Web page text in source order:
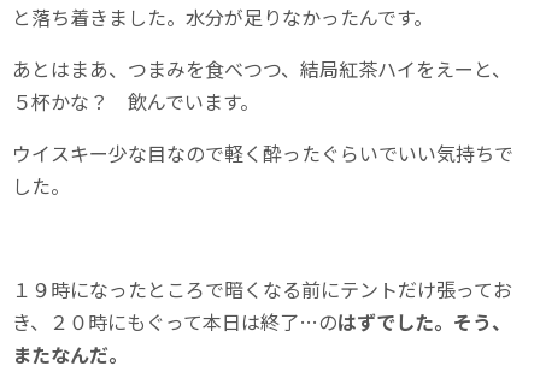
と落ち着きました。水分が足りなかったんです。
あとはまあ、つまみを食べつつ、結局紅茶ハイをえーと、
５杯かな？ 飲んでいます。
ウイスキー少な目なので軽く酔ったぐらいでいい気持ちで
した。
１９時になったところで暗くなる前にテントだけ張ってお
き、２０時にもぐって本日は終了…のはずでした。そう、
またなんだ。